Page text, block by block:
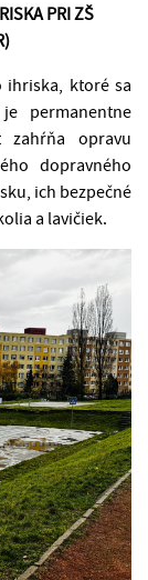
PRI ZŠ
ihriska, ktoré sa
permanentne
zahŕňa opravu
dopravného
ich bezpečné
a lavičiek.